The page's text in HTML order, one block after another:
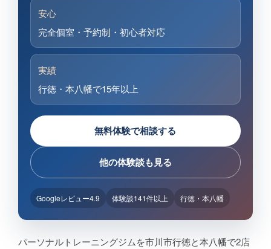
安心
完全個室・予約制・初心者対応
実績
行徳・本八幡で15年以上
無料体験で相談する
他の体験談も見る
Googleレビュー4.9 体験談141件以上 行徳・本八幡
パーソナルトレーニングジムを市川市行徳と本八幡で2店